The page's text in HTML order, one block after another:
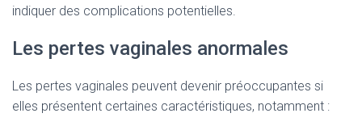
indiquer des complications potentielles.
Les pertes vaginales anormales
Les pertes vaginales peuvent devenir préoccupantes si
elles présentent certaines caractéristiques, notamment :